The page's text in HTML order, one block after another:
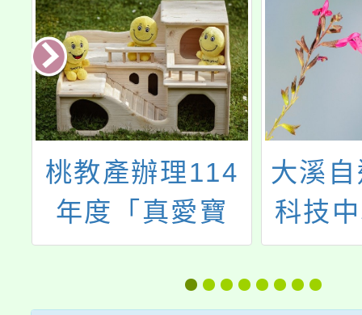
桃教產辦理114
年度「真愛寶
貝」關懷特殊及
弱勢兒童活動，
大溪
科技
三月